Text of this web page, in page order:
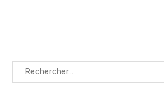
Rechercher :